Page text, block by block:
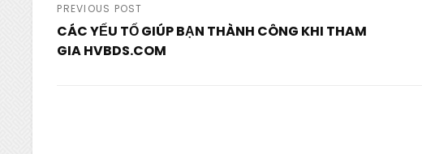
Post
navigation
PREVIOUS POST
CÁC YẾU TỐ GIÚP BẠN THÀNH CÔNG KHI THAM
GIA HVBDS.COM